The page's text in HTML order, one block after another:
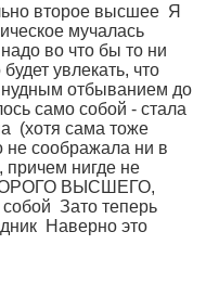
второе высшее Я
мучалась
во что бы то ни
увлекать, что
нудным отбыванием до
само собой - стала
(хотя сама тоже
не соображала ни в
нигде не
ВЫСШЕГО,
Зато теперь
Наверно это